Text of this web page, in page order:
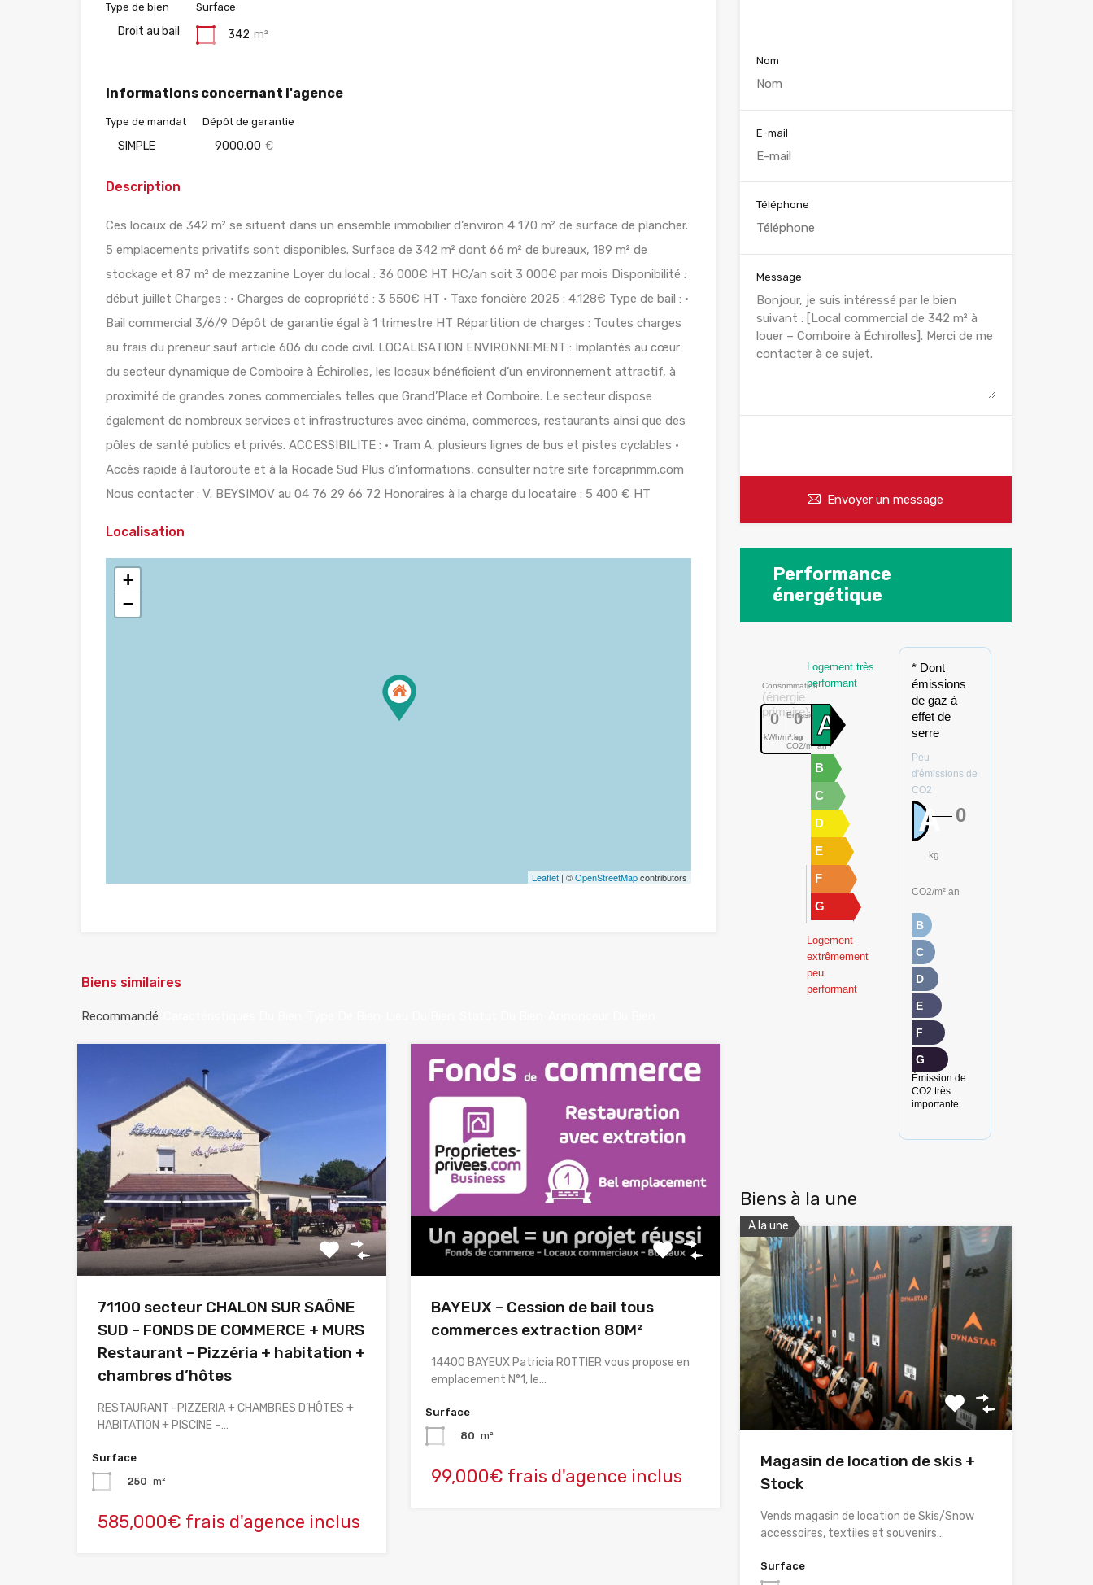
Type de bien
Droit au bail
Surface
342 m²
Informations concernant l'agence
Type de mandat
SIMPLE
Dépôt de garantie
9000.00 €
Description
Ces locaux de 342 m² se situent dans un ensemble immobilier d’environ 4 170 m² de surface de plancher.
5 emplacements privatifs sont disponibles. Surface de 342 m² dont 66 m² de bureaux, 189 m² de
stockage et 87 m² de mezzanine Loyer du local : 36 000€ HT HC/an soit 3 000€ par mois Disponibilité :
début juillet Charges : • Charges de copropriété : 3 550€ HT • Taxe foncière 2025 : 4.128€ Type de bail : •
Bail commercial 3/6/9 Dépôt de garantie égal à 1 trimestre HT Répartition de charges : Toutes charges
au frais du preneur sauf article 606 du code civil. LOCALISATION ENVIRONNEMENT : Implantés au cœur
du secteur dynamique de Comboire à Échirolles, les locaux bénéficient d’un environnement attractif, à
proximité de grandes zones commerciales telles que Grand’Place et Comboire. Le secteur dispose
également de nombreux services et infrastructures avec cinéma, commerces, restaurants ainsi que des
pôles de santé publics et privés. ACCESSIBILITE : • Tram A, plusieurs lignes de bus et pistes cyclables •
Accès rapide à l’autoroute et à la Rocade Sud Plus d’informations, consulter notre site forcaprimm.com
Nous contacter : V. BEYSIMOV au 04 76 29 66 72 Honoraires à la charge du locataire : 5 400 € HT
Localisation
+
−
Leaflet| ©OpenStreetMapcontributors
Biens similaires
Recommandé
71100 secteur CHALON SUR SAÔNE
SUD – FONDS DE COMMERCE + MURS
Restaurant – Pizzéria + habitation +
chambres d’hôtes
RESTAURANT -PIZZERIA + CHAMBRES D’HÔTES +
HABITATION + PISCINE –…
Surface
250 m²
585,000€ frais d'agence inclus
BAYEUX – Cession de bail tous
commerces extraction 80M²
14400 BAYEUX Patricia ROTTIER vous propose en
emplacement N°1, le…
Surface
80 m²
99,000€ frais d'agence inclus
Nom
E-mail
Téléphone
Message
Envoyer un message
Performance
énergétique
Logement très
performant
Consommation
(énergie
primaire)
Emissions
0
kWh/m².an
0
kg
CO2/m².an
A
B
C
D
E
F
G
Logement
extrêmement
peu
performant
* Dont
émissions
de gaz à
effet de
serre
Peu
d'émissions de
CO2
A 0
kg
CO2/m².an
B
C
D
E
F
G
Émission de
CO2 très
importante
Biens à la une
A la une
Magasin de location de skis +
Stock
Vends magasin de location de Skis/Snow
accessoires, textiles et souvenirs…
Surface